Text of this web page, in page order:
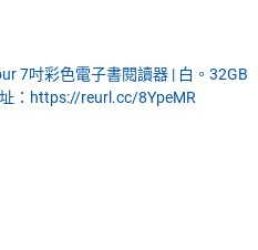
7吋彩色電子書閱讀器 | 白。32GB
：https://reurl.cc/8YpeMR